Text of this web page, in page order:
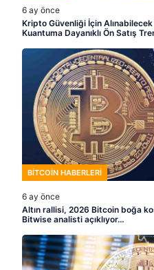
6 ay önce
Kripto Güvenliği İçin
Kuantuma Dayanıklı Ön Satış
BITCOIN HABERLERI
6 ay önce
Altın rallisi, 2026 Bitcoin boğa
Bitwise analisti açıklıyor…